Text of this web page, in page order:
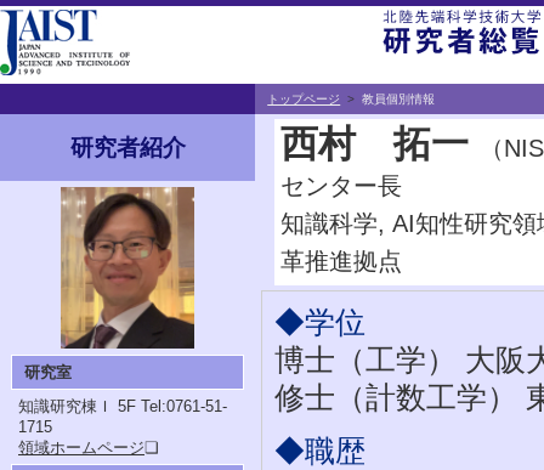
研究者紹介
研究室
知識研究棟Ｉ 5F Tel:0761-51-
1715
領域ホームページ❏
トップページ >教員個別情報
西村 拓一
（
センター長
知識科学, AI知性研究
革推進拠点
◆学位
博士（工学） 大阪
修士（計数工学）
◆職歴